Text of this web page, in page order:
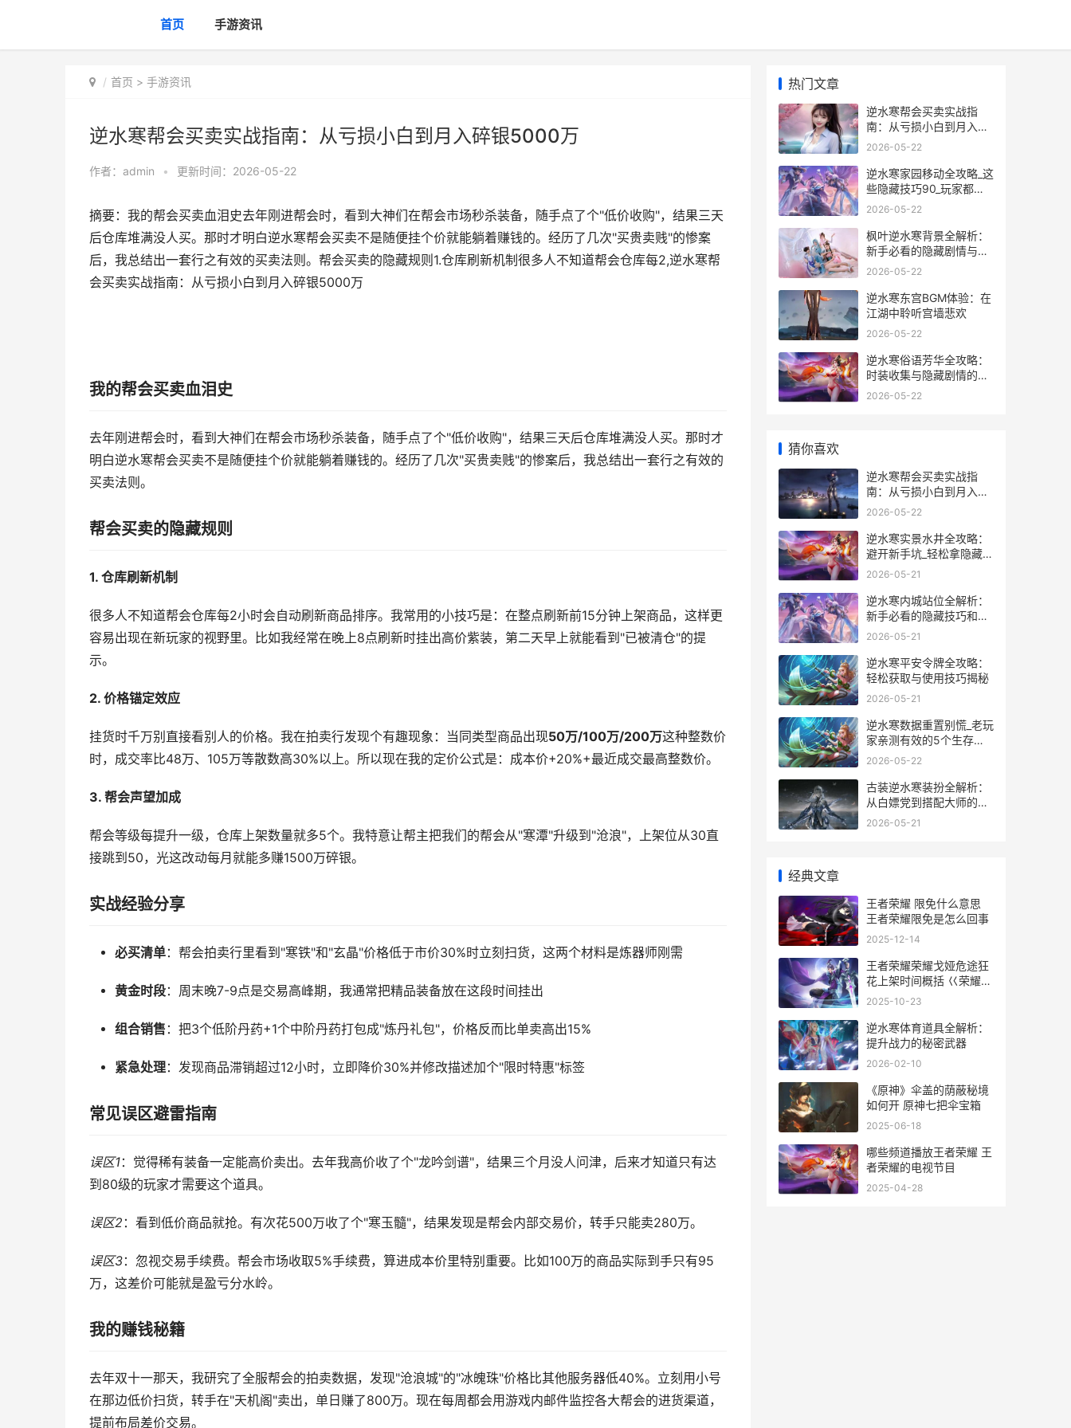
首页 手游资讯
首页 > 手游资讯
逆水寒帮会买卖实战指南：从亏损小白到月入碎银5000万
作者： admin • 更新时间：2026-05-22
摘要：我的帮会买卖血泪史去年刚进帮会时，看到大神们在帮会市场秒杀装备，随手点了个"低价收购"，结果三天
后仓库堆满没人买。那时才明白逆水寒帮会买卖不是随便挂个价就能躺着赚钱的。经历了几次"买贵卖贱"的惨案
后，我总结出一套行之有效的买卖法则。帮会买卖的隐藏规则1.仓库刷新机制很多人不知道帮会仓库每2,逆水寒帮
会买卖实战指南：从亏损小白到月入碎银5000万
我的帮会买卖血泪史
去年刚进帮会时，看到大神们在帮会市场秒杀装备，随手点了个"低价收购"，结果三天后仓库堆满没人买。那时才
明白逆水寒帮会买卖不是随便挂个价就能躺着赚钱的。经历了几次"买贵卖贱"的惨案后，我总结出一套行之有效的
买卖法则。
帮会买卖的隐藏规则
1. 仓库刷新机制
很多人不知道帮会仓库每2小时会自动刷新商品排序。我常用的小技巧是：在整点刷新前15分钟上架商品，这样更
容易出现在新玩家的视野里。比如我经常在晚上8点刷新时挂出高价紫装，第二天早上就能看到"已被清仓"的提
示。
2. 价格锚定效应
挂货时千万别直接看别人的价格。我在拍卖行发现个有趣现象：当同类型商品出现50万/100万/200万这种整数价
时，成交率比48万、105万等散数高30%以上。所以现在我的定价公式是：成本价+20%+最近成交最高整数价。
3. 帮会声望加成
帮会等级每提升一级，仓库上架数量就多5个。我特意让帮主把我们的帮会从"寒潭"升级到"沧浪"，上架位从30直
接跳到50，光这改动每月就能多赚1500万碎银。
实战经验分享
必买清单：帮会拍卖行里看到"寒铁"和"玄晶"价格低于市价30%时立刻扫货，这两个材料是炼器师刚需
黄金时段：周末晚7-9点是交易高峰期，我通常把精品装备放在这段时间挂出
组合销售 ：把3个低阶丹药+1个中阶丹药打包成"炼丹礼包"，价格反而比单卖高出15%
紧急处理：发现商品滞销超过12小时，立即降价30%并修改描述加个"限时特惠"标签
常见误区避雷指南
误区1：觉得稀有装备一定能高价卖出。去年我高价收了个"龙吟剑谱"，结果三个月没人问津，后来才知道只有达
到80级的玩家才需要这个道具。
误区2 ：看到低价商品就抢。有次花500万收了个"寒玉髓"，结果发现是帮会内部交易价，转手只能卖280万。
误区3：忽视交易手续费。帮会市场收取5%手续费，算进成本价里特别重要。比如100万的商品实际到手只有95
万，这差价可能就是盈亏分水岭。
我的赚钱秘籍
去年双十一那天，我研究了全服帮会的拍卖数据，发现"沧浪城"的"冰魄珠"价格比其他服务器低40%。立刻用小号
在那边低价扫货，转手在"天机阁"卖出，单日赚了800万。现在每周都会用游戏内邮件监控各大帮会的进货渠道，
提前布局差价交易。
热门文章
逆水寒帮会买卖实战指
南：从亏损小白到月入碎
银5000万
2026-05-22
逆水寒家园移动全攻略_这
些隐藏技巧90_玩家都不
知道
2026-05-22
枫叶逆水寒背景全解析：
新手必看的隐藏剧情与玩
法攻略
2026-05-22
逆水寒东宫BGM体验：在
江湖中聆听宫墙悲欢
2026-05-22
逆水寒俗语芳华全攻略：
时装收集与隐藏剧情的那
些事
2026-05-22
猜你喜欢
逆水寒帮会买卖实战指
南：从亏损小白到月入碎
银5000万
2026-05-22
逆水寒实景水井全攻略：
避开新手坑_轻松拿隐藏奖
励_
2026-05-21
逆水寒内城站位全解析：
新手必看的隐藏技巧和实
战心得
2026-05-21
逆水寒平安令牌全攻略：
轻松获取与使用技巧揭秘
2026-05-21
逆水寒数据重置别慌_老玩
家亲测有效的5个生存指
南
2026-05-22
古装逆水寒装扮全解析：
从白嫖党到搭配大师的进
阶指南
2026-05-21
经典文章
王者荣耀 限免什么意思
王者荣耀限免是怎么回事
2025-12-14
王者荣耀荣耀戈娅危途狂
花上架时间概括 巜荣耀王
者
2025-10-23
逆水寒体育道具全解析：
提升战力的秘密武器
2026-02-10
《原神》伞盖的荫蔽秘境
如何开 原神七把伞宝箱
2025-06-18
哪些频道播放王者荣耀 王
者荣耀的电视节目
2025-04-28